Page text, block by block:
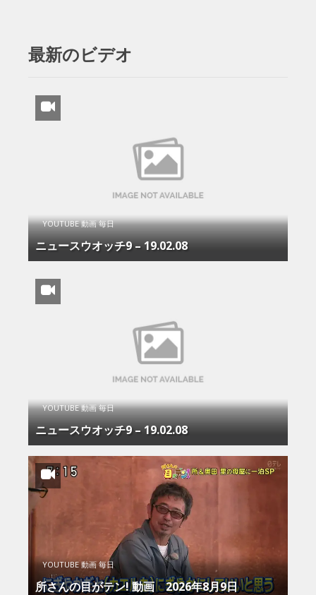
最新のビデオ
YOUTUBE 動画 毎日
ニュースウオッチ9 – 19.02.08
YOUTUBE 動画 毎日
ニュースウオッチ9 – 19.02.08
YOUTUBE 動画 毎日
所さんの目がテン! 動画 2026年8月9日